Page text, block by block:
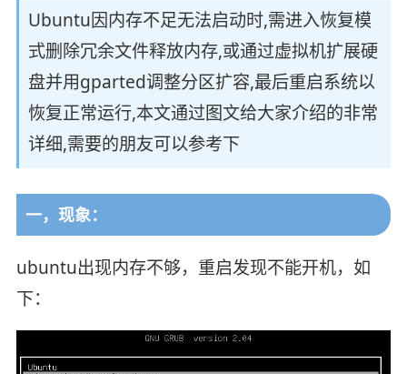
Ubuntu因内存不足无法启动时,需进入恢复模
式删除冗余文件释放内存,或通过虚拟机扩展硬
盘并用gparted调整分区扩容,最后重启系统以
恢复正常运行,本文通过图文给大家介绍的非常
详细,需要的朋友可以参考下
一，现象：
ubuntu出现内存不够，重启发现不能开机，如
下：